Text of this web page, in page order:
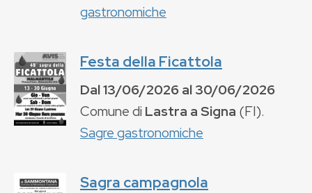
gastronomiche
Festa della Ficattola
Dal13/06/2026al30/06/2026
Comune di Lastra a Signa (FI).
Sagre gastronomiche
Sagra campagnola